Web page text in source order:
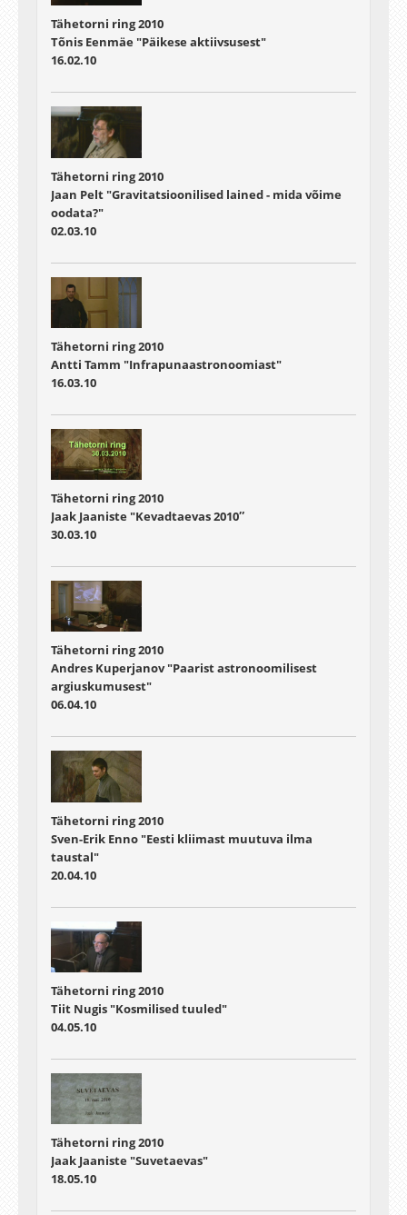
Tähetorni ring 2010
Tõnis Eenmäe "Päikese aktiivsusest"
16.02.10
Tähetorni ring 2010
Jaan Pelt "Gravitatsioonilised lained - mida võime
oodata?"
02.03.10
Tähetorni ring 2010
Antti Tamm "Infrapunaastronoomiast"
16.03.10
Tähetorni ring 2010
Jaak Jaaniste "Kevadtaevas 2010″
30.03.10
Tähetorni ring 2010
Andres Kuperjanov "Paarist astronoomilisest
argiuskumusest"
06.04.10
Tähetorni ring 2010
Sven-Erik Enno "Eesti kliimast muutuva ilma
taustal"
20.04.10
Tähetorni ring 2010
Tiit Nugis "Kosmilised tuuled"
04.05.10
Tähetorni ring 2010
Jaak Jaaniste "Suvetaevas"
18.05.10